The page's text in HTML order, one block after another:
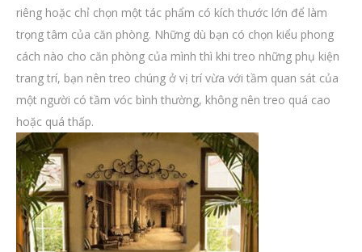
riêng hoặc chỉ chọn một tác phẩm có kích thước lớn để làm
trọng tâm của căn phòng. Những dù bạn có chọn kiểu phong
cách nào cho căn phòng của mình thì khi treo những phụ kiện
trang trí, bạn nên treo chúng ở vị trí vừa với tầm quan sát của
một người có tầm vóc bình thường, không nên treo quá cao
hoặc quá thấp.